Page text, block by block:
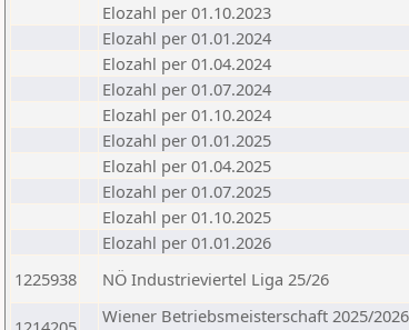
Elozahl per 01.10.2023
Elozahl per 01.01.2024
Elozahl per 01.04.2024
Elozahl per 01.07.2024
Elozahl per 01.10.2024
Elozahl per 01.01.2025
Elozahl per 01.04.2025
Elozahl per 01.07.2025
Elozahl per 01.10.2025
Elozahl per 01.01.2026
1225938
NÖ Industrieviertel Liga 25/26
Wiener Betriebsmeisterschaft 2025/2026